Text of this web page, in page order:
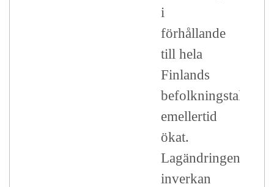
i
förhållande
till hela
Finlands
befolkningstal
emellertid
ökat.
Lagändringens
inverkan